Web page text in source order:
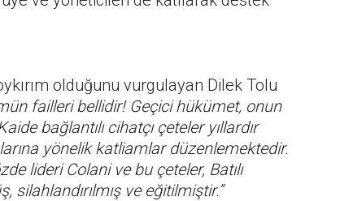
olduğunu vurgulayan Dilek Tolu
failleri bellidir! Geçici hükümet, onun
bağlantılı cihatçı çeteler yıllardır
yönelik katliamlar düzenlemektedir.
lideri Colani ve bu çeteler, Batılı
ve eğitilmiştir.”